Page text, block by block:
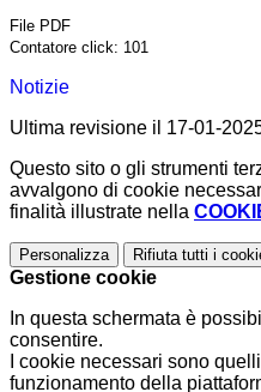
File PDF
Contatore click: 101
Notizie
Ultima revisione il 17-01-
Questo sito o gli strumenti
avvalgono di cookie
finalità illustrate nella
Personalizza Rifiuta tutti i
Gestione cookie
In questa schermata è
consentire.
I cookie necessari sono
funzionamento della